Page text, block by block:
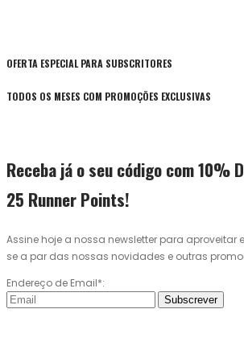
OFERTA ESPECIAL PARA SUBSCRITORES
TODOS OS MESES COM PROMOÇÕES EXCLUSIVAS
Receba já o seu código com 10%
25 Runner Points!
Assine hoje a nossa newsletter para aproveitar
se a par das nossas novidades e outras
Endereço de Email*:
Subscrever